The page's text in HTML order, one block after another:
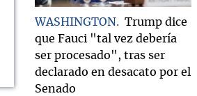
WASHINGTON
Trump dice
que Fauci "tal vez debería
ser procesado", tras ser
declarado en desacato por el
Senado